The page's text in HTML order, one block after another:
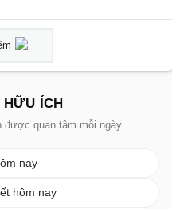
ÍCH
được quan tâm mỗi ngày
nay
hôm nay